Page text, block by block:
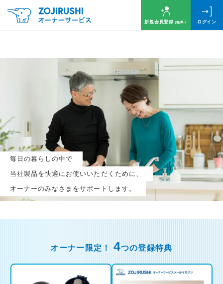
新規会員登録（無料） ログイン
毎日の暮らしの中で
当社製品を快適にお使いいただくために、
オーナーのみなさまをサポートします。
毎月抽選で 名様に
円分のQUOカードプレゼント！
新規会員登録（無料）
ログイン
※新規会員登録または追加製品登録をいただいた方が対象です
※オーナーサービスは日本国内にお住まいの個人の方向けサービスとなります
オーナー限定！ 4つの登録特典